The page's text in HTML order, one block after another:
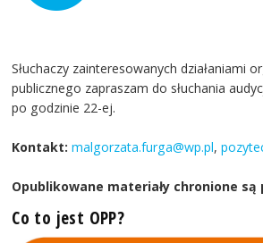
Słuchaczy zainteresowanych działaniami
publicznego zapraszam do słuchania
po godzinie 22-ej.
Kontakt: malgorzata.furga@wp.pl,
Opublikowane materiały chronione
Co to jest OPP?